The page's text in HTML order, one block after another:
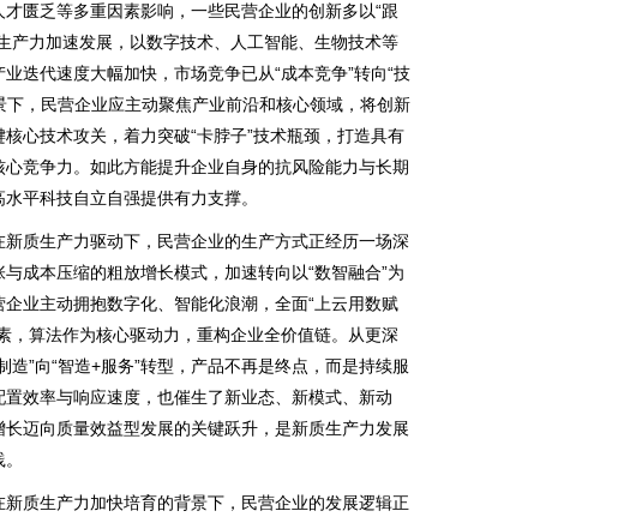
匮乏等多重因素影响，一些民营企业的创新多以“跟
产力加速发展，以数字技术、人工智能、生物技术等
迭代速度大幅加快，市场竞争已从“成本竞争”转向“技
下，民营企业应主动聚焦产业前沿和核心领域，将创新
心技术攻关，着力突破“卡脖子”技术瓶颈，打造具有
竞争力。如此方能提升企业自身的抗风险能力与长期
平科技自立自强提供有力支撑。
生产力驱动下，民营企业的生产方式正经历一场深
成本压缩的粗放增长模式，加速转向以“数智融合”为
业主动拥抱数字化、智能化浪潮，全面“上云用数赋
，算法作为核心驱动力，重构企业全价值链。从更深
造”向“智造+服务”转型，产品不再是终点，而是持续服
效率与响应速度，也催生了新业态、新模式、新动
迈向质量效益型发展的关键跃升，是新质生产力发展
生产力加快培育的背景下，民营企业的发展逻辑正